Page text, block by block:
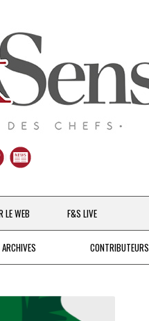
LE WEB F&S LIVE
DEPUIS 2016
CONTRIBUTEURS